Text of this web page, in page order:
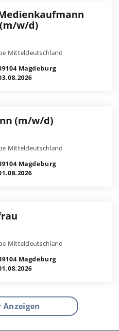
w/d)
Mitteldeutschland
Magdeburg
(m/w/d)
Mitteldeutschland
Magdeburg
Mitteldeutschland
Magdeburg
Anzeigen